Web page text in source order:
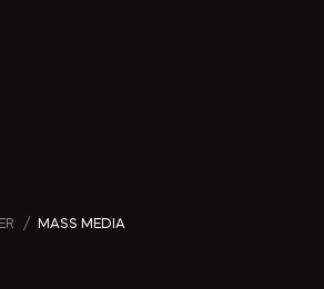
Webinars
/ MASS MEDIA